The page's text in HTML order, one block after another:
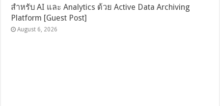
สำหรับ AI และ Analytics ด้วย Active Data Archiving
Platform [Guest Post]
August 6, 2026